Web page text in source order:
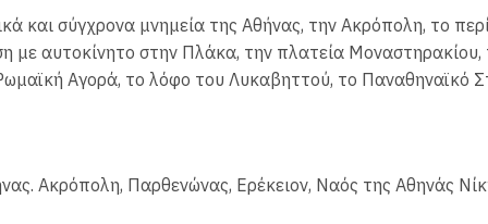
και σύγχρονα μνημεία της Αθήνας, την Ακρόπολη, το
με αυτοκίνητο στην Πλάκα, την πλατεία Μοναστηρακίου,
Αγορά, το λόφο του Λυκαβηττού, το Παναθηναϊκό
Ακρόπολη, Παρθενώνας, Ερέκειον, Ναός της Αθηνάς